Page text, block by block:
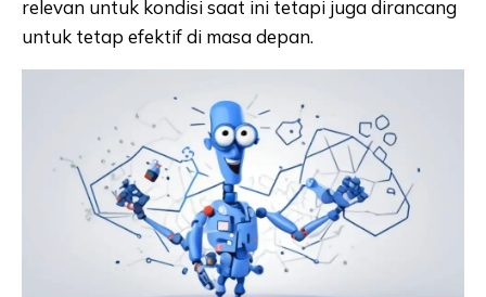
relevan untuk kondisi saat ini tetapi juga dirancang
untuk tetap efektif di masa depan.